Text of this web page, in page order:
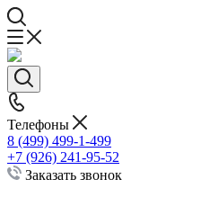
Телефоны
8 (499) 499-1-499
+7 (926) 241-95-52
Заказать звонок